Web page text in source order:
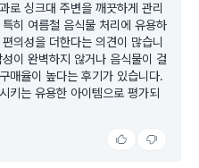
로 싱크대 주변을 깨끗하게 관리
히 여름철 음식물 처리에 유용하
의성을 더한다는 의견이 많습니
이 완벽하지 않거나 음식물이 걸
매율이 높다는 후기가 있습니다.
키는 유용한 아이템으로 평가되